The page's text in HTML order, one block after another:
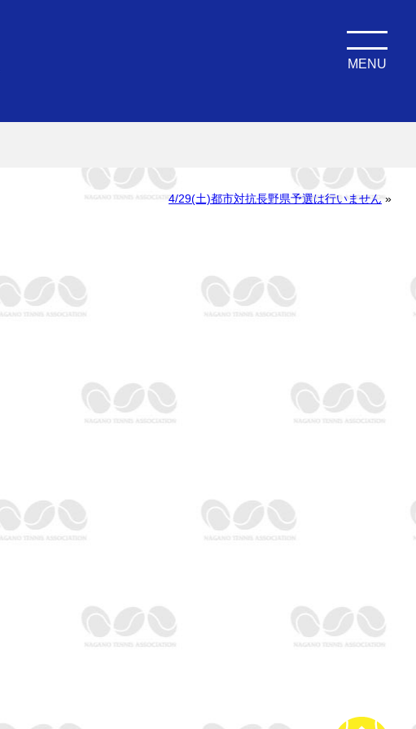
MENU
4/29(土)都市対抗長野県予選は行いません»